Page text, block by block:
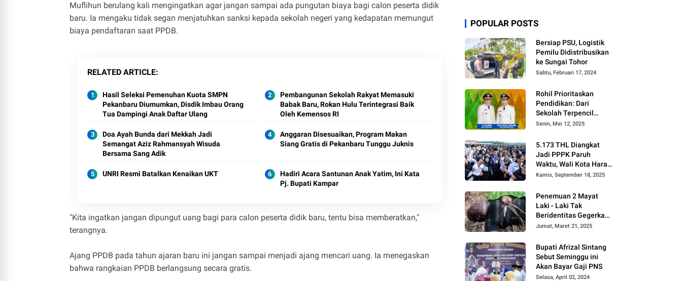
Muflihun berulang kali mengingatkan agar jangan sampai ada pungutan biaya bagi calon peserta didik
baru. Ia mengaku tidak segan menjatuhkan sanksi kepada sekolah negeri yang kedapatan memungut
biaya pendaftaran saat PPDB.
RELATED ARTICLE
Hasil Seleksi Pemenuhan Kuota SMPN
Pekanbaru Diumumkan, Disdik Imbau Orang
Tua Dampingi Anak Daftar Ulang
Pembangunan Sekolah Rakyat Memasuki
Babak Baru, Rokan Hulu Terintegrasi Baik
Oleh Kemensos RI
Doa Ayah Bunda dari Mekkah Jadi
Semangat Aziz Rahmansyah Wisuda
Bersama Sang Adik
Anggaran Disesuaikan, Program Makan
Siang Gratis di Pekanbaru Tunggu Juknis
UNRI Resmi Batalkan Kenaikan UKT
Hadiri Acara Santunan Anak Yatim, Ini Kata
Pj. Bupati Kampar
"Kita ingatkan jangan dipungut uang bagi para calon peserta didik baru, tentu bisa memberatkan,"
terangnya.
Ajang PPDB pada tahun ajaran baru ini jangan sampai menjadi ajang mencari uang. Ia menegaskan
bahwa rangkaian PPDB berlangsung secara gratis.
POPULAR POSTS
Bersiap PSU, Logistik
Pemilu Didistribusikan
ke Sungai Tohor
Sabtu, Februari 17, 2024
Rohil Prioritaskan
Pendidikan: Dari
Sekolah Terpencil
hingga Beasiswa
Senin, Mei 12, 2025
5.173 THL Diangkat
Jadi PPPK Paruh
Waktu, Wali Kota Harap
Ada Regulasi Baru
Kamis, September 18, 2025
Penemuan 2 Mayat
Laki - Laki Tak
Beridentitas Gegerkan
Warga Rohil
Jumat, Maret 21, 2025
Bupati Afrizal Sintang
Sebut Seminggu ini
Akan Bayar Gaji PNS
Selasa, April 02, 2024